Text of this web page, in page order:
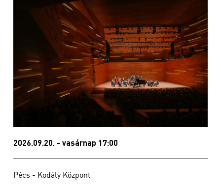
2026.09.20. - vasárnap 17:00
Pécs - Kodály Központ